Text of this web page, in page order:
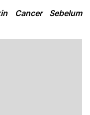
Cancer Sebelum